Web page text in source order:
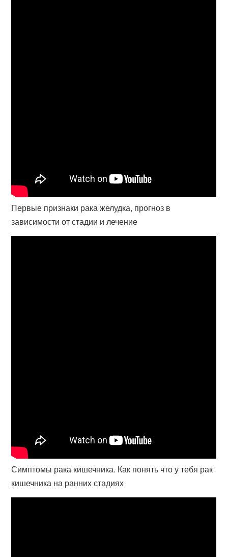
Первые признаки рака желудка, прогноз в
зависимости от стадии и лечение
Симптомы рака кишечника. Как понять что у тебя рак
кишечника на ранних стадиях